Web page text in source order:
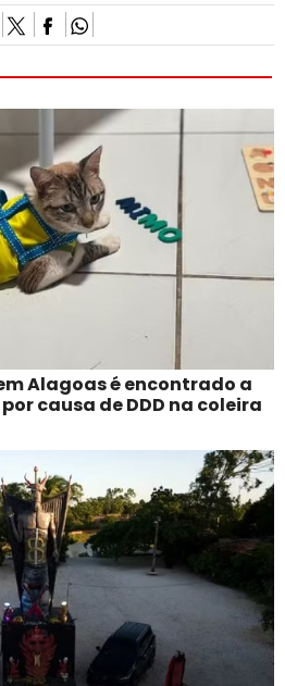
Alagoas é encontrado a
causa de DDD na coleira